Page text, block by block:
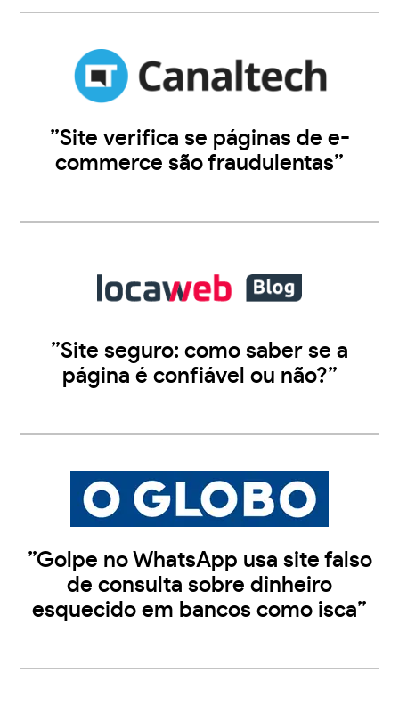
”Site verifica se páginas de e-
commerce são fraudulentas”
”Site seguro: como saber se a
página é confiável ou não?”
”Golpe no WhatsApp usa site falso
de consulta sobre dinheiro
esquecido em bancos como isca”